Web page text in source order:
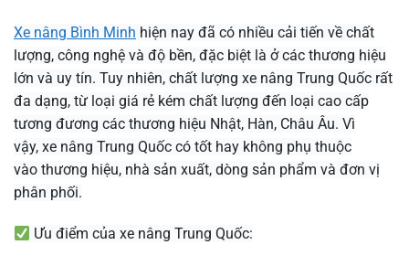
Xe nâng Bình Minh hiện nay đã có nhiều cải tiến về chất
lượng, công nghệ và độ bền, đặc biệt là ở các thương hiệu
lớn và uy tín. Tuy nhiên, chất lượng xe nâng Trung Quốc rất
đa dạng, từ loại giá rẻ kém chất lượng đến loại cao cấp
tương đương các thương hiệu Nhật, Hàn, Châu Âu. Vì
vậy, xe nâng Trung Quốc có tốt hay không phụ thuộc
vào thương hiệu, nhà sản xuất, dòng sản phẩm và đơn vị
phân phối.
Ưu điểm của xe nâng Trung Quốc: